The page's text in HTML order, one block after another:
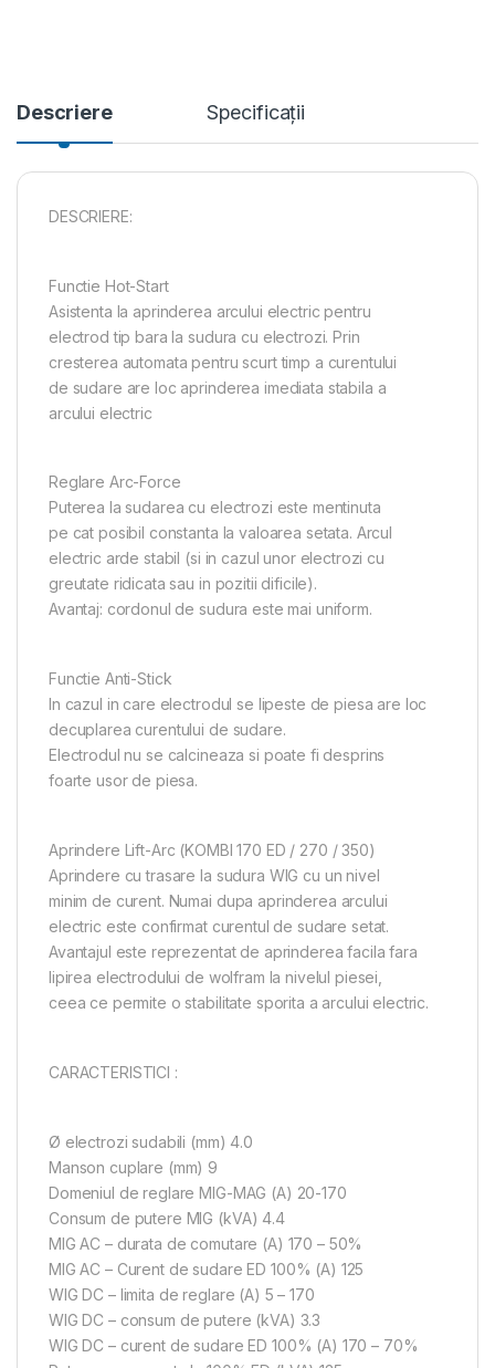
Descriere Specificații
DESCRIERE:
Functie Hot-Start
Asistenta la aprinderea arcului electric pentru
electrod tip bara la sudura cu electrozi. Prin
cresterea automata pentru scurt timp a curentului
de sudare are loc aprinderea imediata stabila a
arcului electric
Reglare Arc-Force
Puterea la sudarea cu electrozi este mentinuta
pe cat posibil constanta la valoarea setata. Arcul
electric arde stabil (si in cazul unor electrozi cu
greutate ridicata sau in pozitii dificile).
Avantaj: cordonul de sudura este mai uniform.
Functie Anti-Stick
In cazul in care electrodul se lipeste de piesa are loc
decuplarea curentului de sudare.
Electrodul nu se calcineaza si poate fi desprins
foarte usor de piesa.
Aprindere Lift-Arc (KOMBI 170 ED / 270 / 350)
Aprindere cu trasare la sudura WIG cu un nivel
minim de curent. Numai dupa aprinderea arcului
electric este confirmat curentul de sudare setat.
Avantajul este reprezentat de aprinderea facila fara
lipirea electrodului de wolfram la nivelul piesei,
ceea ce permite o stabilitate sporita a arcului electric.
CARACTERISTICI :
Ø electrozi sudabili (mm) 4.0
Manson cuplare (mm) 9
Domeniul de reglare MIG-MAG (A) 20-170
Consum de putere MIG (kVA) 4.4
MIG AC – durata de comutare (A) 170 – 50%
MIG AC – Curent de sudare ED 100% (A) 125
WIG DC – limita de reglare (A) 5 – 170
WIG DC – consum de putere (kVA) 3.3
WIG DC – curent de sudare ED 100% (A) 170 – 70%